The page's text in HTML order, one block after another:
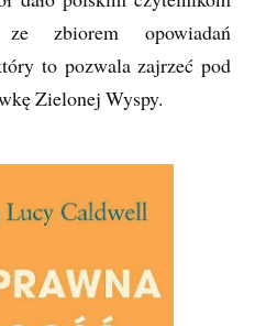
zbiorem opowiadań
to pozwala zajrzeć pod
Zielonej Wyspy.